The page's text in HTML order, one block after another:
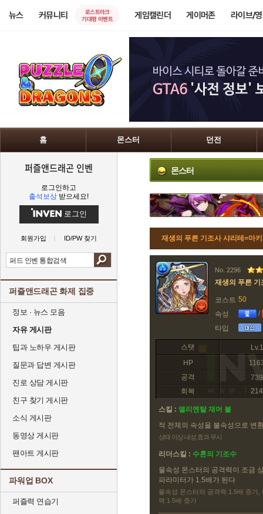
뉴스 커뮤니티
로스트아크
기대평 이벤트
게임캘린더 게이머존 라이브/
홈 몬스터 던전
퍼즐앤드래곤 인벤
로그인하고
출석보상 받으세요!
로그인
회원가입 ID/PW 찾기
퍼즐앤드래곤 화제 집중
정보 · 뉴스 모음
자유 게시판
팁과 노하우 게시판
질문과 답변 게시판
진로 상담 게시판
친구 찾기 게시판
소식 게시판
동영상 게시판
팬아트 게시판
파워업 BOX
퍼즐력 연습기
몬스터
재생의 푸른 기조사 샤리테=마
No. 2296
재생의 푸른 기
코스트 50
속성
/
타입
스탯
Lv.1
HP
공격
739
회복
214
스킬 : 엘리멘탈 재머 불
적 전체의 속성을 불속성으로 변
상태 이상 내성 효과 무시
리더스킬 : 수혼의 기조수
물속성 몬스터의 공격력이 조금
파라미터가 1.5배가 된다
물속성 몬스터의 공격력 1.5배 증가
력 1.5배 증가